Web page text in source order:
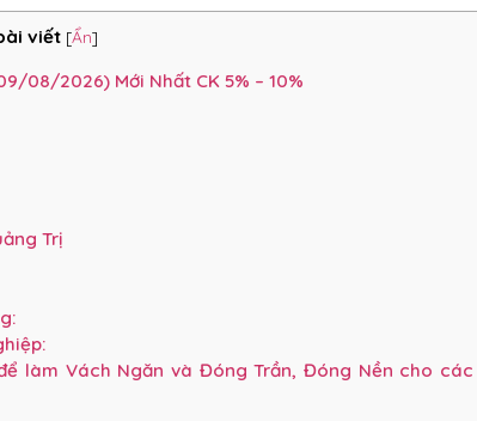
viết [Ẩn]
08/2026) Mới Nhất CK 5% – 10%
Trị
làm Vách Ngăn và Đóng Trần, Đóng Nền cho các